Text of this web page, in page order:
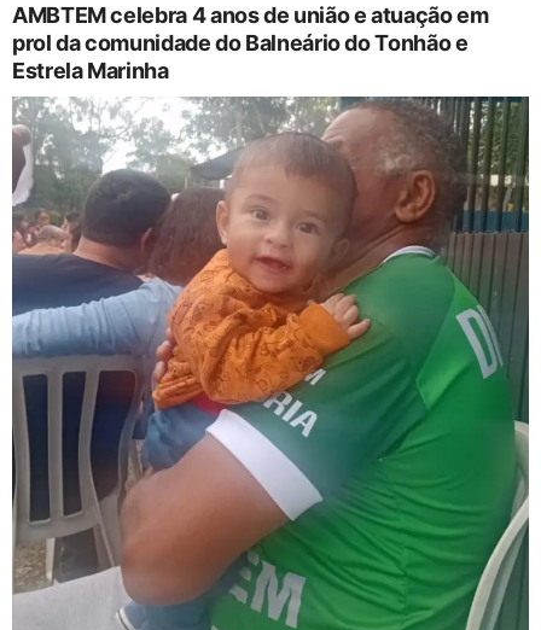
AMBTEM celebra 4 anos de união e atuação em
prol da comunidade do Balneário do Tonhão e
Estrela Marinha